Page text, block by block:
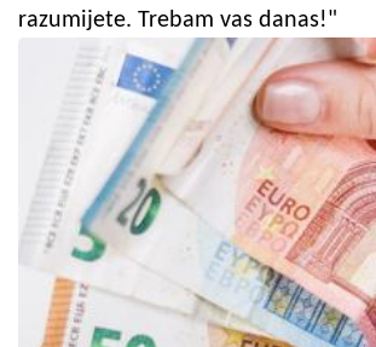
razumijete. Trebam vas danas!"